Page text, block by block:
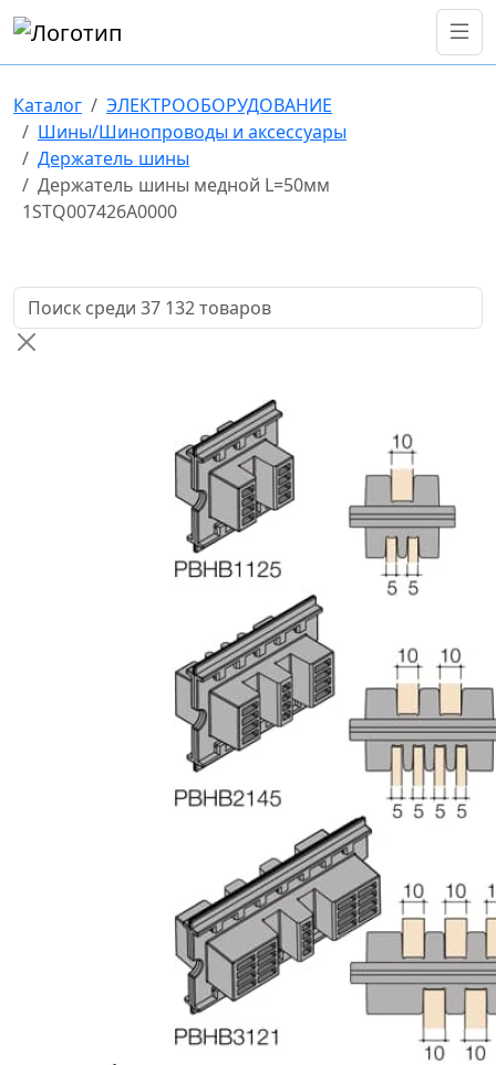
Каталог
ЭЛЕКТРООБОРУДОВАНИЕ
Шины/Шинопроводы и аксессуары
Держатель шины
Держатель шины медной L=50мм
1STQ007426A0000
Поиск товаров по названию или артикулу